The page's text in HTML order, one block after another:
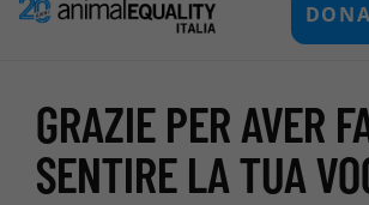
GRAZIE PER AVER
SENTIRE LA TUA